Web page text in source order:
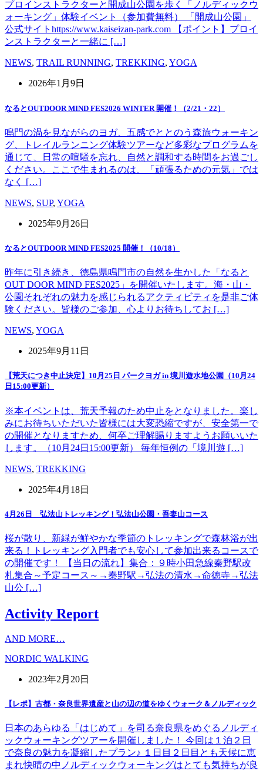
プロインストラクターと開成山公園を歩く「ノルディックウ
ォーキング」体験イベント（参加費無料） 「開成山公園」
公式サイトhttps://www.kaiseizan-park.com 【ポイント】プロイ
ンストラクターと一緒に […]
NEWS, TRAIL RUNNING, TREKKING, YOGA
2026年1月9日
なるとOUTDOOR MIND FES2026 WINTER 開催！（2/21・22）
鳴門の渦を見ながらのヨガ、五感でととのう森旅ウォーキン
グ、トレイルランニング体験ツアーなど多彩なプログラムを
通じて、日常の喧騒を忘れ、自然と調和する時間をお過ごし
ください。ここで生まれるのは、「頑張るための元気」では
なく […]
NEWS, SUP, YOGA
2025年9月26日
なるとOUTDOOR MIND FES2025 開催！（10/18）
昨年に引き続き、徳島県鳴門市の自然を生かした「なると
OUT DOOR MIND FES2025」を開催いたします。海・山・
公園それぞれの魅力を感じられるアクティビティを是非ご体
験ください。皆様のご参加、心よりお待ちしてお […]
NEWS, YOGA
2025年9月11日
【荒天につき中止決定】10月25日 パークヨガ in 境川遊水地公園（10月24
日15:00更新）
※本イベントは、荒天予報のため中止をとなりました。楽し
みにお待ちいただいた皆様には大変恐縮ですが、安全第一で
の開催となりますため、何卒ご理解賜りますようお願いいた
します。（10月24日15:00更新） 毎年恒例の「境川遊 […]
NEWS, TREKKING
2025年4月18日
4月26日 弘法山トレッキング！弘法山公園・吾妻山コース
桜が散り、新緑が鮮やかな季節のトレッキングで森林浴が出
来る！トレッキング入門者でも安心して参加出来るコースで
の開催です！ 【当日の流れ】集合：９時小田急線秦野駅改
札集合～予定コース～→秦野駅→弘法の清水→命徳寺→弘法
山公 […]
Activity Report
AND MORE…
NORDIC WALKING
2023年2月20日
【レポ】古都・奈良世界遺産と山の辺の道をゆくウォーク＆ノルディック
日本のあらゆる「はじめて」を司る奈良県をめぐるノルディ
ックウォーキングツアーを開催しました！ 今回は１泊２日
で奈良の魅力を凝縮したプラン♪ １日目２日目とも天候に恵
まれ快晴の中ノルディックウォーキングはとても気持ちが良